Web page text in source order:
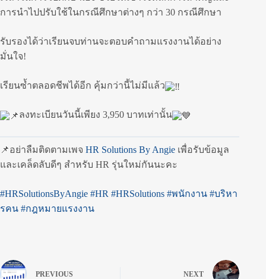
การนำไปปรับใช้ในกรณีศึกษาต่างๆ กว่า 30 กรณีศึกษา
รับรองได้ว่าเรียนจบท่านจะตอบคำถามแรงงานได้อย่าง
มั่นใจ!
เรียนซ้ำตลอดชีพได้อีก คุ้มกว่านี้ไม่มีแล้ว
ลงทะเบียนวันนี้เพียง 3,950 บาทเท่านั้น
📌อย่าลืมติดตามเพจ HR Solutions By Angie เพื่อรับข้อมูล
และเคล็ดลับดีๆ สำหรับ HR รุ่นใหม่กันนะคะ
#HRSolutionsByAngie #HR #HRSolutions #พนักงาน #บริหา
รคน #กฎหมายแรงงาน
PREVIOUS NEXT